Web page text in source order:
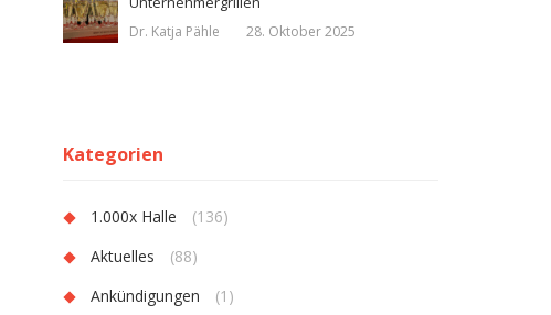
Dr. Katja Pähle 28. Oktober 2025
Kategorien
1.000x Halle
(136)
Aktuelles
(88)
Ankündigungen
(1)